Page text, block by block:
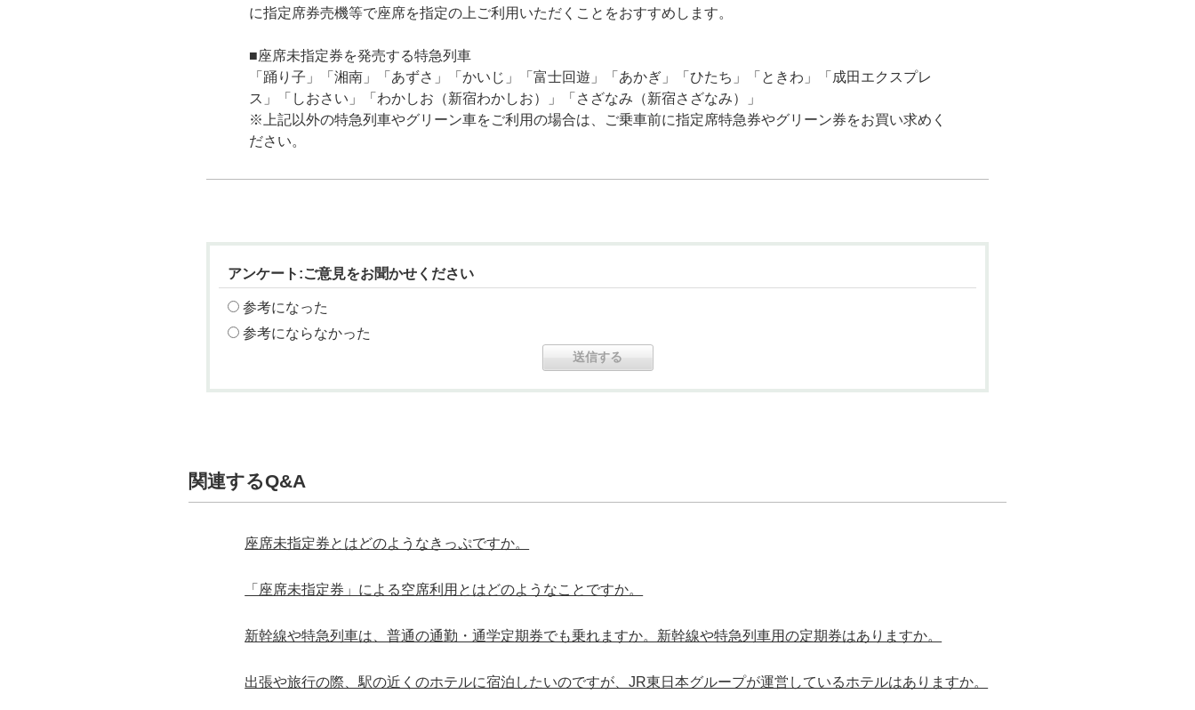
に指定席券売機等で座席を指定の上ご利用いただくことをおすすめします。
■座席未指定券を発売する特急列車
「踊り子」「湘南」「あずさ」「かいじ」「富士回遊」「あかぎ」「ひたち」「ときわ」「成田エクスプレ
ス」「しおさい」「わかしお（新宿わかしお）」「さざなみ（新宿さざなみ）」
※上記以外の特急列車やグリーン車をご利用の場合は、ご乗車前に指定席特急券やグリーン券をお買い求めく
ださい。
アンケート:ご意見をお聞かせください
参考になった
参考にならなかった
関連するQ&A
座席未指定券とはどのようなきっぷですか。
「座席未指定券」による空席利用とはどのようなことですか。
新幹線や特急列車は、普通の通勤・通学定期券でも乗れますか。新幹線や特急列車用の定期券はありますか。
出張や旅行の際、駅の近くのホテルに宿泊したいのですが、JR東日本グループが運営しているホテルはありますか。